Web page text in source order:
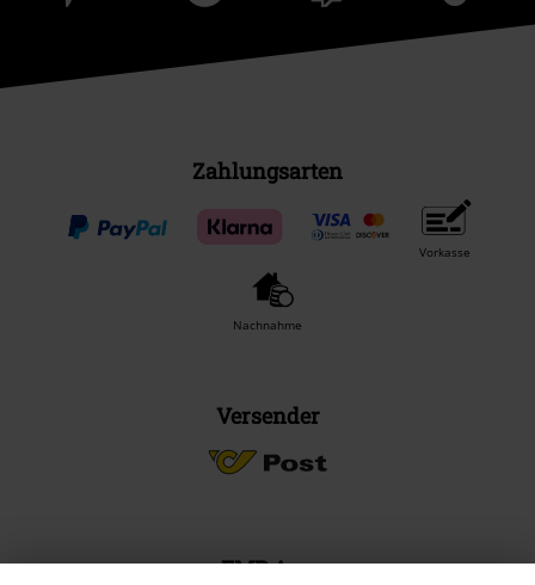
Zahlungsarten
Vorkasse
Nachnahme
Versender
EMP App